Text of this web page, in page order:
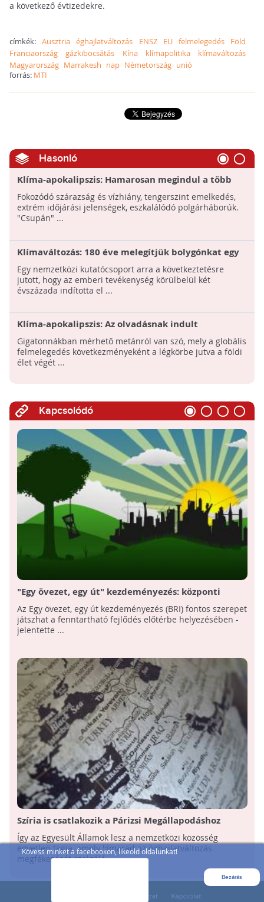
Kövess minket a facebookon, likeold oldalunkat!
Bezárás
a következő évtizedekre.
címkék:Ausztria éghajlatváltozás ENSZ EU felmelegedés
Föld
Franciaország
gázkibocsátás Kína klímapolitika
klímaváltozás
Magyarország Marrakesh nap Németország unió
forrás: MTI
Hasonló
Klíma-apokalipszis: Hamarosan megindul a több
tízmilliós klímamenekült áradat
Fokozódó szárazság és vízhiány, tengerszint emelkedés,
extrém időjárási jelenségek, eszkalálódó polgárháborúk.
"Csupán" ...
Klímaváltozás: 180 éve melegítjük bolygónkat egy
új tanulmány szerint!
Egy nemzetközi kutatócsoport arra a következtetésre
jutott, hogy az emberi tevékenység körülbelül két
évszázada indította el ...
Klíma-apokalipszis: Az olvadásnak indult
permafrosztból kiáramló metán turbó fokozatra
kapcsolja a klímaváltozást!
Gigatonnákban mérhető metánról van szó, mely a globális
felmelegedés következményeként a légkörbe jutva a földi
élet végét ...
Kapcsolódó
"Egy övezet, egy út" kezdeményezés: központi
kérdéssé vált a fenntartható fejlődés
Az Egy övezet, egy út kezdeményezés (BRI) fontos szerepet
játszhat a fenntartható fejlődés előtérbe helyezésében -
jelentette ...
Szíria is csatlakozik a Párizsi Megállapodáshoz
Így az Egyesült Államok lesz a nemzetközi közösség
egyetlen tagja, amely kimarad az éghajlatváltozás
megfékezését szolgáló ...